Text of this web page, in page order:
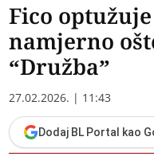
Fico
namjerno
“Družba”
27.02.2026. | 11:43
Dodaj BL Portal kao